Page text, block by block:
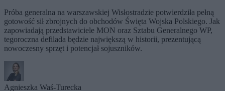
Próba generalna na warszawskiej Wisłostradzie potwierdziła pełną
gotowość sił zbrojnych do obchodów Święta Wojska Polskiego. Jak
zapowiadają przedstawiciele MON oraz Sztabu Generalnego WP,
tegoroczna defilada będzie największą w historii, prezentującą
nowoczesny sprzęt i potencjał sojuszników.
Agnieszka Waś-Turecka